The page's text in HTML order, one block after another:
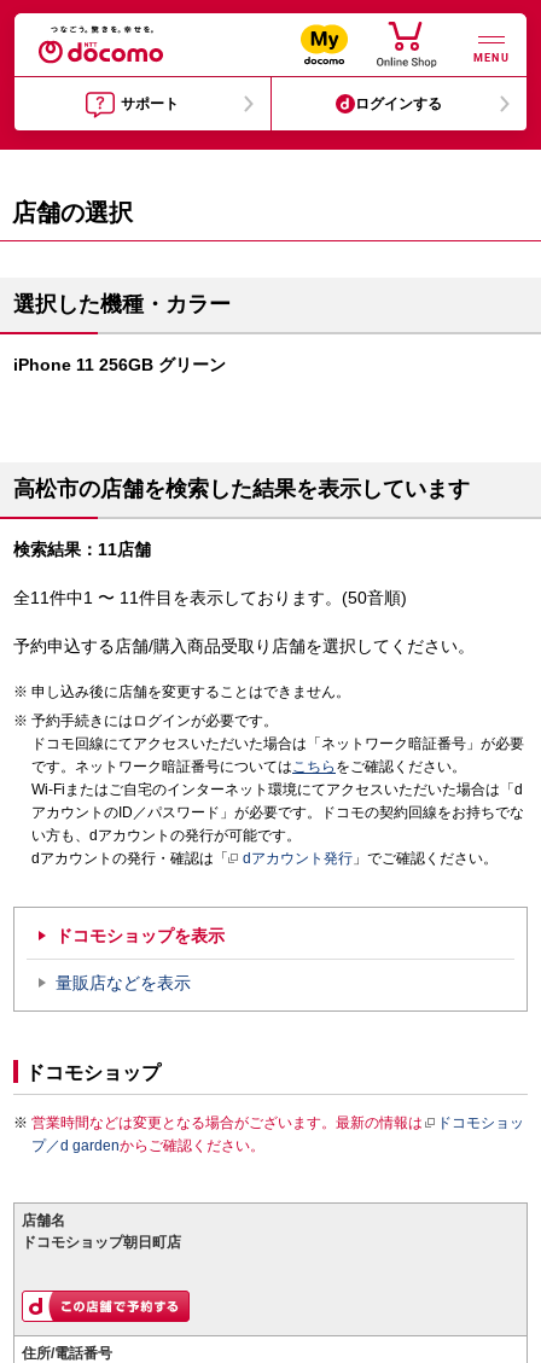
MENU
サポート ログインする
店舗の選択
選択した機種・カラー
iPhone 11 256GB グリーン
高松市の店舗を検索した結果を表示しています
検索結果：11店舗
全11件中1 〜 11件目を表示しております。(50音順)
予約申込する店舗/購入商品受取り店舗を選択してください。
申し込み後に店舗を変更することはできません。
予約手続きにはログインが必要です。
ドコモ回線にてアクセスいただいた場合は「ネットワーク暗証番号」が必要
です。ネットワーク暗証番号についてはこちら をご確認ください。
Wi-Fiまたはご自宅のインターネット環境にてアクセスいただいた場合は「d
アカウントのID／パスワード」が必要です。ドコモの契約回線をお持ちでな
い方も、dアカウントの発行が可能です。
dアカウントの発行・確認は「
dアカウント発行 」でご確認ください。
ドコモショップを表示
量販店などを表示
ドコモショップ
営業時間などは変更となる場合がございます。最新の情報は
ドコモショッ
プ／d gardenからご確認ください。
店舗名
ドコモショップ朝日町店
住所/電話番号